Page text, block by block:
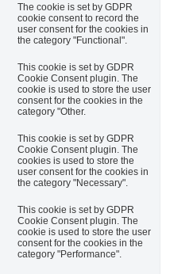
The cookie is set by GDPR
cookie consent to record the
user consent for the cookies in
the category "Functional".
This cookie is set by GDPR
Cookie Consent plugin. The
cookie is used to store the user
consent for the cookies in the
category "Other.
This cookie is set by GDPR
Cookie Consent plugin. The
cookies is used to store the
user consent for the cookies in
the category "Necessary".
This cookie is set by GDPR
Cookie Consent plugin. The
cookie is used to store the user
consent for the cookies in the
category "Performance".